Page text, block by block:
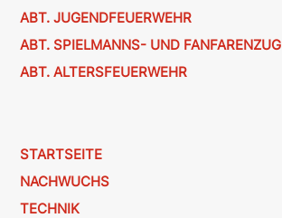
ABT. JUGENDFEUERWEHR
ABT. SPIELMANNS- UND FANFARENZUG
ABT. ALTERSFEUERWEHR
STARTSEITE
NACHWUCHS
TECHNIK